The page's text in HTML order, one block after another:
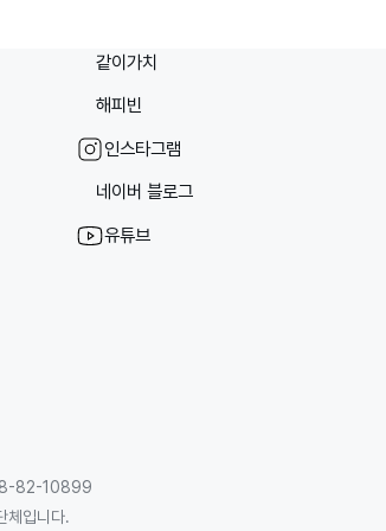
같이가치
해피빈
인스타그램
네이버 블로그
유튜브
82-10899
체입니다.